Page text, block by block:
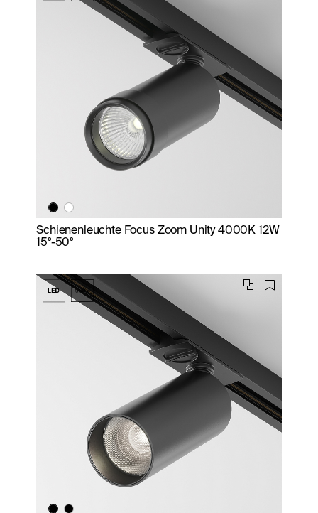
Schienenleuchte Focus Zoom Unity 4000K 12W
15°-50°